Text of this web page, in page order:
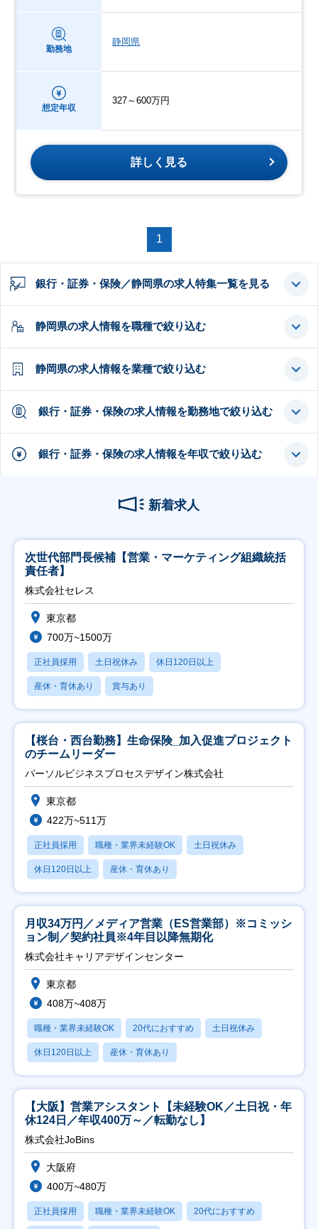
勤務地
静岡県
想定年収
327～600万円
詳しく見る
1
銀行・証券・保険／静岡県の求人特集一覧を見る
静岡県の求人情報を職種で絞り込む
静岡県の求人情報を業種で絞り込む
銀行・証券・保険の求人情報を勤務地で絞り込む
銀行・証券・保険の求人情報を年収で絞り込む
新着求人
次世代部門長候補【営業・マーケティング組織統括
責任者】
株式会社セレス
東京都
700万~1500万
正社員採用 土日祝休み 休日120日以上
産休・育休あり 賞与あり
【桜台・西台勤務】生命保険_加入促進プロジェクト
のチームリーダー
パーソルビジネスプロセスデザイン株式会社
東京都
422万~511万
正社員採用 職種・業界未経験OK 土日祝休み
休日120日以上 産休・育休あり
月収34万円／メディア営業（ES営業部）※コミッシ
ョン制／契約社員※4年目以降無期化
株式会社キャリアデザインセンター
東京都
408万~408万
職種・業界未経験OK 20代におすすめ 土日祝休み
休日120日以上 産休・育休あり
【大阪】営業アシスタント【未経験OK／土日祝・年
休124日／年収400万～／転勤なし】
株式会社JoBins
大阪府
400万~480万
正社員採用 職種・業界未経験OK 20代におすすめ